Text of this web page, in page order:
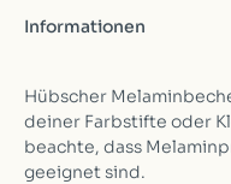
Informationen
Hübscher
deiner Farbstifte oder
beachte, dass
geeignet sind.